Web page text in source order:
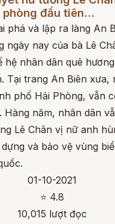
đầu tiên...
phá và lập ra làng An
ngày nay của bà Lê
hệ nhân dân quê
Tại trang An Biên xưa,
phố Hải Phòng, vẫn
Hàng năm, nhân dân
Lê Chân vị nữ anh
và bảo vệ vùng
01-10-2021
⭐ 4.8
10,015 lượt đọc